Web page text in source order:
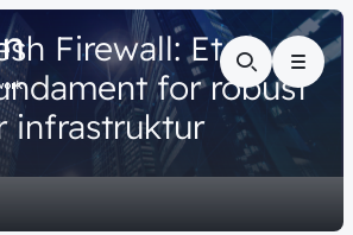
Menu
Firewall: Et
for robust
infrastruktur